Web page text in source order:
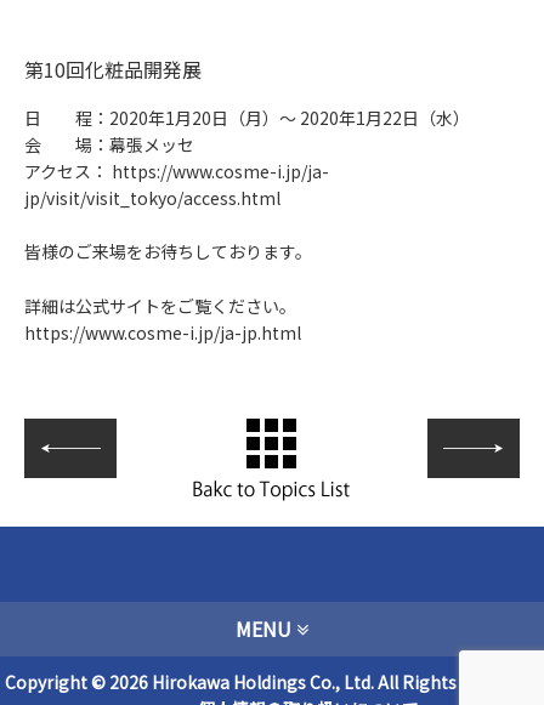
第10回化粧品開発展
日 程：2020年1月20日（月）～ 2020年1月22日（水）
会 場：幕張メッセ
アクセス： https://www.cosme-i.jp/ja-
jp/visit/visit_tokyo/access.html
皆様のご来場をお待ちしております。
詳細は公式サイトをご覧ください。
https://www.cosme-i.jp/ja-jp.html
MENU
Copyright © 2026 Hirokawa Holdings Co., Ltd. All Rights Reserved.